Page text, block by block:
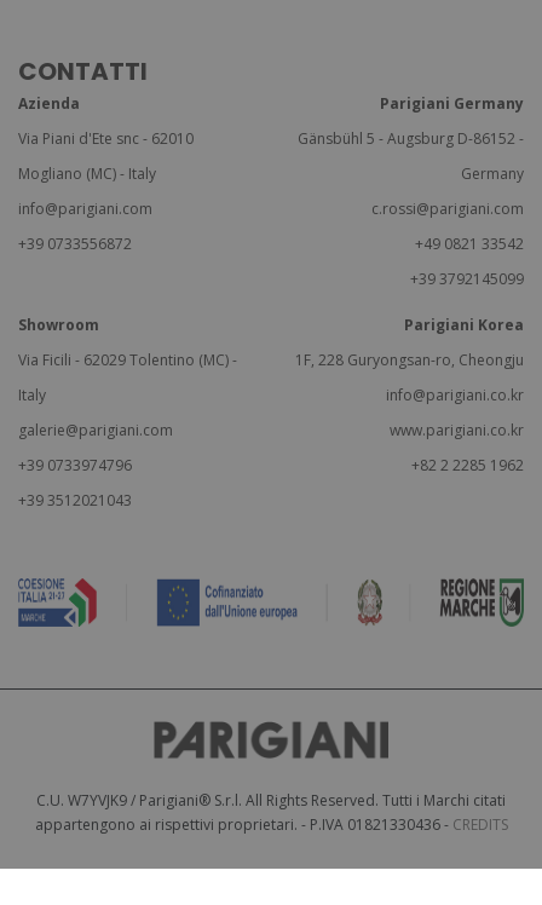
CONTATTI
Azienda
Via Piani d'Ete snc - 62010
Mogliano (MC) - Italy
info@parigiani.com
+39 0733556872
Parigiani Germany
Gänsbühl 5 - Augsburg D-86152 -
Germany
c.rossi@parigiani.com
+49 0821 33542
+39 3792145099
Showroom
Via Ficili - 62029 Tolentino (MC) -
Italy
galerie@parigiani.com
+39 0733974796
+39 3512021043
Parigiani Korea
1F, 228 Guryongsan-ro, Cheongju
info@parigiani.co.kr
www.parigiani.co.kr
+82 2 2285 1962
C.U. W7YVJK9 / Parigiani® S.r.l. All Rights Reserved. Tutti i Marchi citati
appartengono ai rispettivi proprietari. - P.IVA 01821330436 - CREDITS